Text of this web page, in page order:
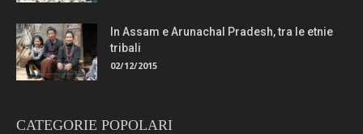
In Assam e Arunachal Pradesh, tra le etnie
tribali
02/12/2015
CATEGORIE POPOLARI